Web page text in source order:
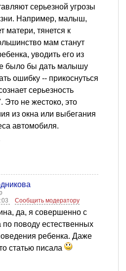
серьезной угрозы
Например, малыш,
матери, тянется к
мам станут
уводить его из
было бы дать малышу
ошибку -- прикоснуться
серьезность
Это не жестоко, это
из окна или выбегания
автомобиля.
Сообщить модератору
да, я совершенно с
по поводу естественных
ребенка. Даже
статью писала